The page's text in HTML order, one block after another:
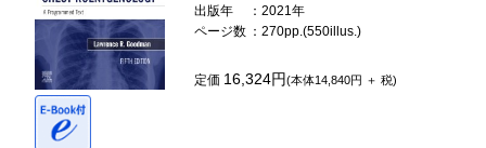
出版年
：2021年
ページ数 ：270pp.(550illus.)
定価 16,324円(本体14,840円 ＋ 税)